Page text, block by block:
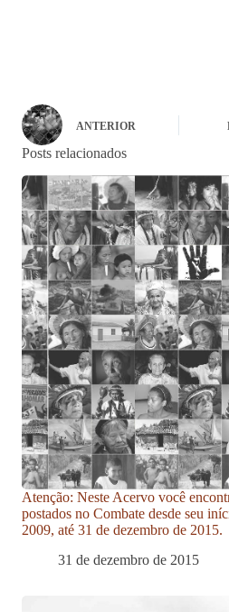
ANTERIOR
Posts relacionados
Atenção: Neste Acervo você
postados no Combate desde seu
2009, até 31 de dezembro de 2015.
31 de dezembro de 2015